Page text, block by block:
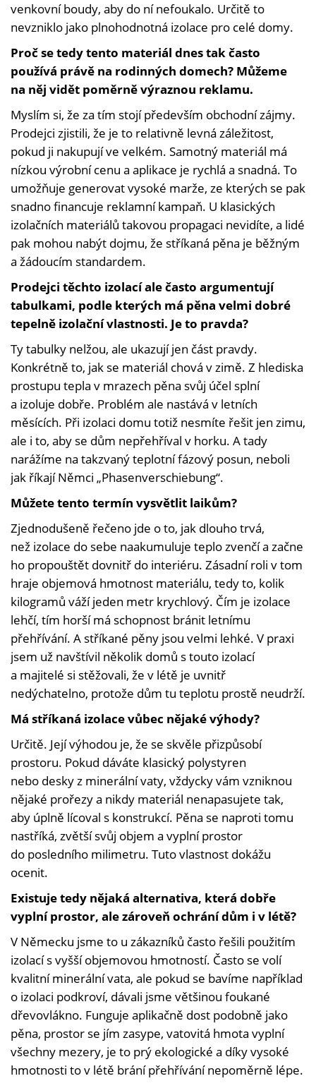
venkovní boudy, aby do ní nefoukalo. Určitě to
nevzniklo jako plnohodnotná izolace pro celé domy.
Proč se tedy tento materiál dnes tak často
používá právě na rodinných domech? Můžeme
na něj vidět poměrně výraznou reklamu.
Myslím si, že za tím stojí především obchodní zájmy.
Prodejci zjistili, že je to relativně levná záležitost,
pokud ji nakupují ve velkém. Samotný materiál má
nízkou výrobní cenu a aplikace je rychlá a snadná. To
umožňuje generovat vysoké marže, ze kterých se pak
snadno financuje reklamní kampaň. U klasických
izolačních materiálů takovou propagaci nevidíte, a lidé
pak mohou nabýt dojmu, že stříkaná pěna je běžným
a žádoucím standardem.
Prodejci těchto izolací ale často argumentují
tabulkami, podle kterých má pěna velmi dobré
tepelně izolační vlastnosti. Je to pravda?
Ty tabulky nelžou, ale ukazují jen část pravdy.
Konkrétně to, jak se materiál chová v zimě. Z hlediska
prostupu tepla v mrazech pěna svůj účel splní
a izoluje dobře. Problém ale nastává v letních
měsících. Při izolaci domu totiž nesmíte řešit jen zimu,
ale i to, aby se dům nepřehříval v horku. A tady
narážíme na takzvaný teplotní fázový posun, neboli
jak říkají Němci „Phasenverschiebung“.
Můžete tento termín vysvětlit laikům?
Zjednodušeně řečeno jde o to, jak dlouho trvá,
než izolace do sebe naakumuluje teplo zvenčí a začne
ho propouštět dovnitř do interiéru. Zásadní roli v tom
hraje objemová hmotnost materiálu, tedy to, kolik
kilogramů váží jeden metr krychlový. Čím je izolace
lehčí, tím horší má schopnost bránit letnímu
přehřívání. A stříkané pěny jsou velmi lehké. V praxi
jsem už navštívil několik domů s touto izolací
a majitelé si stěžovali, že v létě je uvnitř
nedýchatelno, protože dům tu teplotu prostě neudrží.
Má stříkaná izolace vůbec nějaké výhody?
Určitě. Její výhodou je, že se skvěle přizpůsobí
prostoru. Pokud dáváte klasický polystyren
nebo desky z minerální vaty, vždycky vám vzniknou
nějaké prořezy a nikdy materiál nenapasujete tak,
aby úplně lícoval s konstrukcí. Pěna se naproti tomu
nastříká, zvětší svůj objem a vyplní prostor
do posledního milimetru. Tuto vlastnost dokážu
ocenit.
Existuje tedy nějaká alternativa, která dobře
vyplní prostor, ale zároveň ochrání dům i v létě?
V Německu jsme to u zákazníků často řešili použitím
izolací s vyšší objemovou hmotností. Často se volí
kvalitní minerální vata, ale pokud se bavíme například
o izolaci podkroví, dávali jsme většinou foukané
dřevovlákno. Funguje aplikačně dost podobně jako
pěna, prostor se jím zasype, vatovitá hmota vyplní
všechny mezery, je to prý ekologické a díky vysoké
hmotnosti to v létě brání přehřívání nepoměrně lépe.